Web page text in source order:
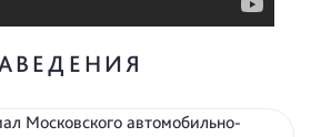
Московского автомобильно-